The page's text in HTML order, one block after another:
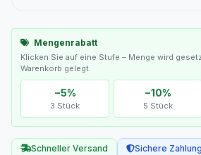
Mengenrabatt
Klicken Sie auf eine Stufe – Menge wird
Warenkorb gelegt.
−5%
3 Stück
−10%
5 Stück
Schneller Versand
Sichere Zahlung